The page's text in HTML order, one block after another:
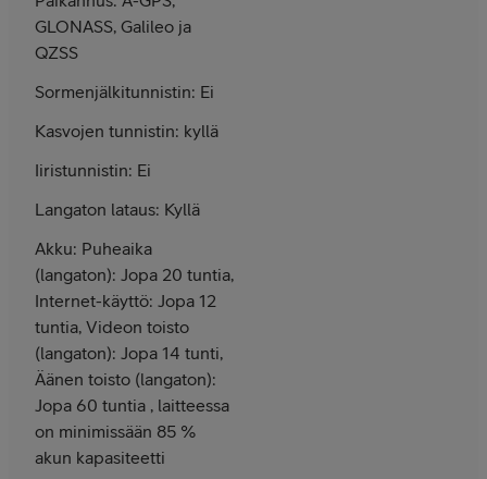
GLONASS, Galileo ja
QZSS
Sormenjälkitunnistin: Ei
Kasvojen tunnistin: kyllä
Iiristunnistin: Ei
Langaton lataus: Kyllä
Akku: Puheaika
(langaton): Jopa 20 tuntia,
Internet-käyttö: Jopa 12
tuntia, Videon toisto
(langaton): Jopa 14 tunti,
Äänen toisto (langaton):
Jopa 60 tuntia , laitteessa
on minimissään 85 %
akun kapasiteetti